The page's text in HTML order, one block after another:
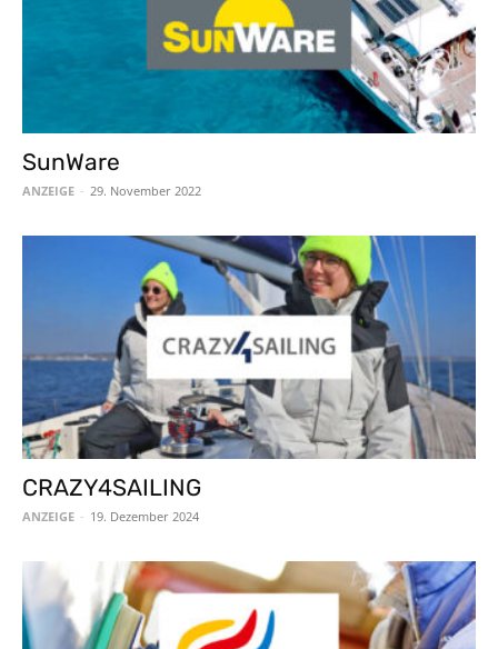
SunWare
ANZEIGE - 29. November 2022
CRAZY4SAILING
ANZEIGE - 19. Dezember 2024